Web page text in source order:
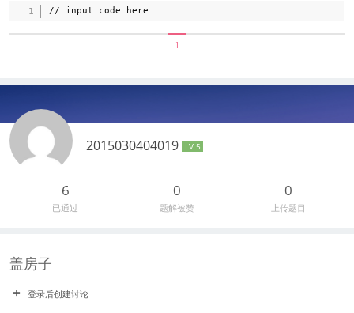
1
2015030404019 LV 5
6
已通过
0
题解被赞
0
上传题目
盖房子
登录后创建讨论